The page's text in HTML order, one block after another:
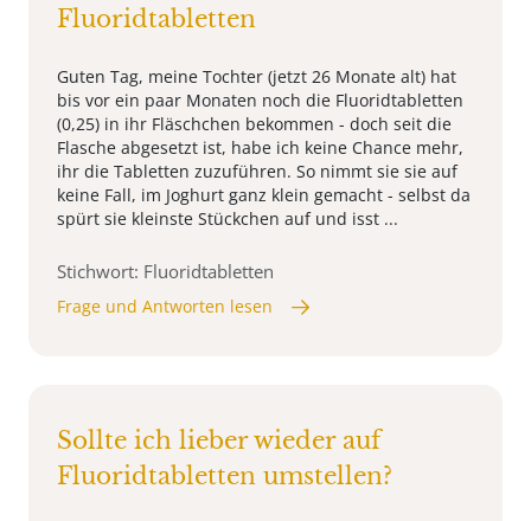
Fluoridtabletten
Guten Tag, meine Tochter (jetzt 26 Monate alt) hat
bis vor ein paar Monaten noch die Fluoridtabletten
(0,25) in ihr Fläschchen bekommen - doch seit die
Flasche abgesetzt ist, habe ich keine Chance mehr,
ihr die Tabletten zuzuführen. So nimmt sie sie auf
keine Fall, im Joghurt ganz klein gemacht - selbst da
spürt sie kleinste Stückchen auf und isst ...
Stichwort: Fluoridtabletten
Frage und Antworten lesen
Sollte ich lieber wieder auf
Fluoridtabletten umstellen?